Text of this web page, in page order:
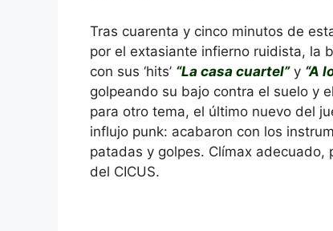
Tras cuarenta y cinco minutos de
por el extasiante infierno ruidista, la
con sus ‘hits’ “La casa cuartel”y “A
golpeando su bajo contra el suelo y
para otro tema, el último nuevo del
influjo punk: acabaron con los
patadas y golpes. Clímax
del CICUS.